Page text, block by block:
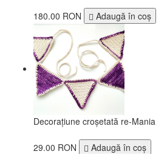
180.00 RON Adaugă în coş
Decorațiune croșetată re-Mania
29.00 RON Adaugă în coş